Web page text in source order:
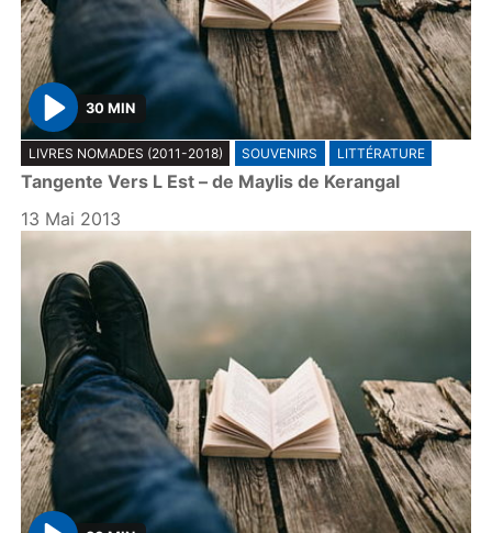
P
l
a
y
30 MIN
LIVRES NOMADES (2011-2018) SOUVENIRS LITTÉRATURE
Tangente Vers L Est – de Maylis de Kerangal
13 Mai 2013